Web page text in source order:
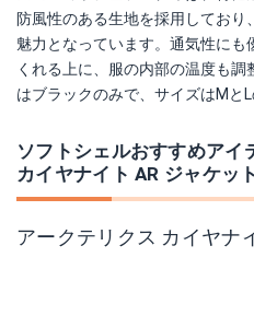
防風性のある生地を採用しており
魅力となっています。通気性に
くれる上に、服の内部の温度も
はブラックのみで、サイズはMと
ソフトシェルおすすめア
カイヤナイト AR ジャケット
アークテリクス カイヤナ